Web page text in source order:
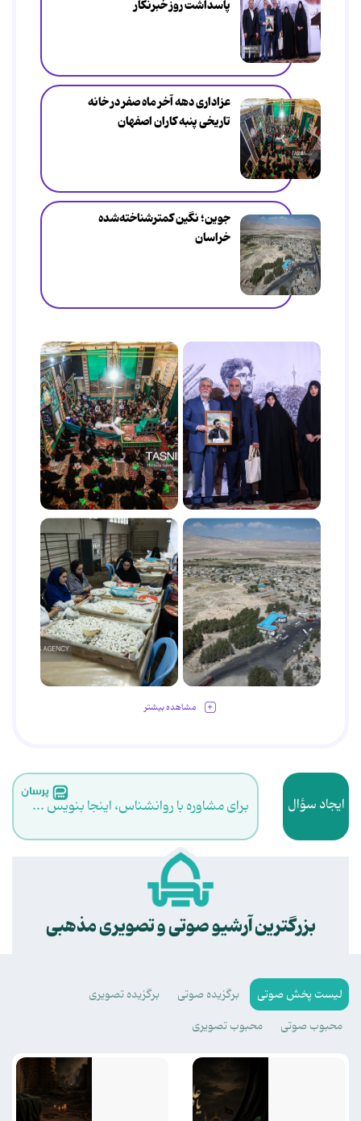
پاسداشت روز خبرنگار
عزاداری دهه آخر ماه صفر در خانه
تاریخی پنبه کاران اصفهان
جوین؛ نگین کمترشناخته‌شده
خراسان
مشاهده بیشتر
ایجاد سؤال برای مشاوره با روانشناس، اینجا بنویس ...
.
بزرگترین آرشیو صوتی و تصویری مذهبی
لیست پخش صوتی برگزیده صوتی
برگزیده تصویری
محبوب صوتی
محبوب تصویری